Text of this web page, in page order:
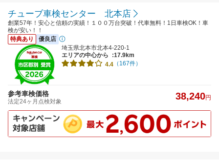
チューブ車検センター 北本店
創業57年！安心と信頼の実績！１００万台突破！代車無料！1日車検OK！車
検が安い！！
特典あり
優良店
埼玉県北本市北本4-220-1
エリアの中心から
:17.9km
4.4 （167件）
参考車検価格
法定24ヶ月点検対象 38,240円